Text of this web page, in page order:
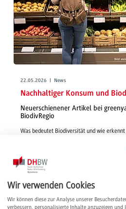
22.05.2026 | News
Nachhaltiger Konsum und
Neuerschienener Artikel bei
BiodivRegio
Was bedeutet Biodiversität und wie
erläutert das BiodivRegio-
ihrem Einkauf zur Artenvielfalt beitragen
weiterlesen
Wir verwenden Cookies
Wir können diese zur Analyse unserer
verbessern, personalisierte Inhalte anzuzeigen und